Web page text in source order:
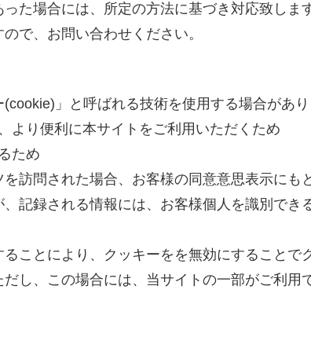
た場合には、所定の方法に基づき対応致しま
で、お問い合わせください。
」と呼ばれる技術を使用する場合があり
より便利に本サイトをご利用いただくため
ため
訪問された場合、お客様の同意意思表示にも
記録される情報には、お客様個人を識別でき
ことにより、クッキーをを無効にすることで
し、この場合には、当サイトの一部がご利用